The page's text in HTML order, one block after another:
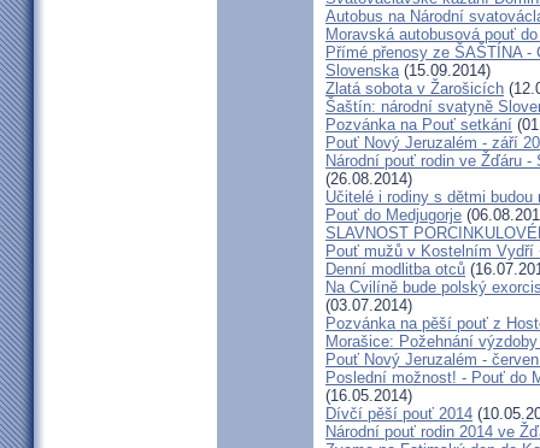
Autobus na Národní
Moravská autobusová pouť
Přímé přenosy ze ŠAŠTÍNA -
Slovenska(15.09.2014)
Zlatá sobota v Žarošicích
Šaštín: národní svatyně
Pozvánka na Pouť setkání
Pouť Nový Jeruzalém - září
Národní pouť rodin ve Žďáru
(26.08.2014)
Učitelé i rodiny s dětmi
Pouť do Medjugorje
SLAVNOST
Pouť mužů v Kostelním Vydří
Denní modlitba otců
Na Cvilíně bude polský
(03.07.2014)
Pozvánka na pěší pouť z
Morašice: Požehnání
Pouť Nový Jeruzalém -
Poslední možnost! - Pouť do
(16.05.2014)
Dívčí pěší pouť 2014
Národní pouť rodin 2014 ve